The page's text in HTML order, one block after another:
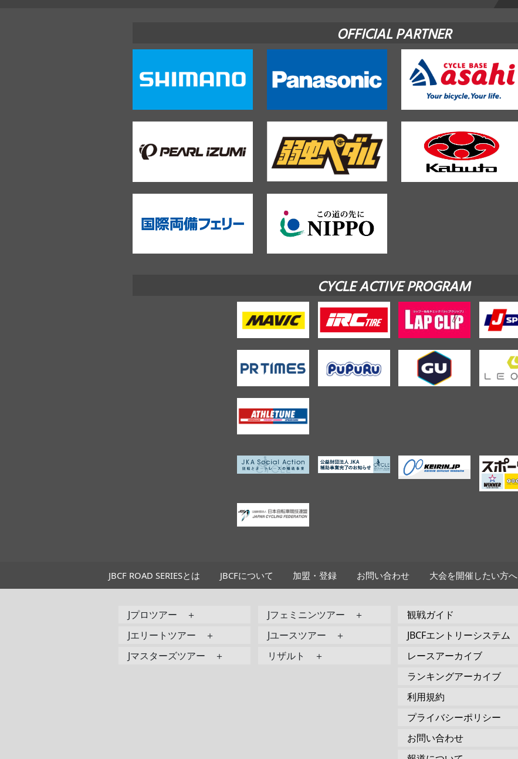
OFFICIAL PARTNER
CYCLE ACTIVE PROGRAM
JBCF ROAD SERIESとは JBCFについて 加盟・登録 お問い合わせ 大会を開催したい方へ
Jプロツアー ＋
Jエリートツアー ＋
Jマスターズツアー ＋
Jフェミニンツアー ＋
Jユースツアー ＋
リザルト ＋
観戦ガイド
JBCFエントリーシステム
レースアーカイブ
ランキングアーカイブ
利用規約
プライバシーポリシー
お問い合わせ